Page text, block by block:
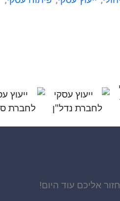
אליכם עוד היום!